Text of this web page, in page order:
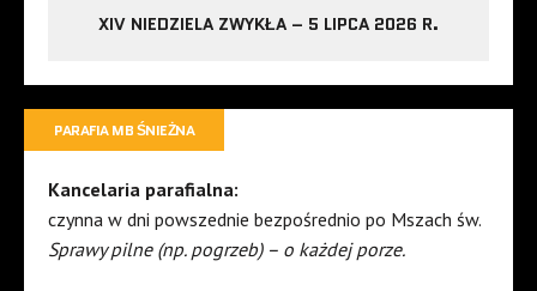
XIV NIEDZIELA ZWYKŁA – 5 LIPCA 2026 R.
PARAFIA MB ŚNIEŻNA
Kancelaria parafialna:
czynna w dni powszednie bezpośrednio po Mszach św.
Sprawy pilne (np. pogrzeb) – o każdej porze.